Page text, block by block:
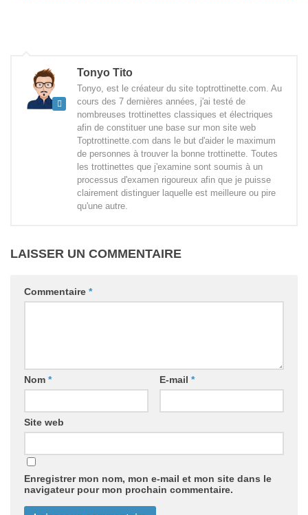
Tonyo Tito
Tonyo, est le créateur du site toptrottinette.com. Au
cours des 7 dernières années, j'ai testé de
nombreuses trottinettes classiques et électriques
afin de constituer une base sur mon site web
Toptrottinette.com dans le but d'aider le maximum
de personnes à trouver la bonne trottinette. Toutes
les trottinettes que j'examine sont soumis à un
processus d'examen rigoureux afin que je puisse
clairement distinguer laquelle est meilleure ou pire
qu'une autre.
LAISSER UN COMMENTAIRE
Commentaire *
Nom * E-mail *
Site web
Enregistrer mon nom, mon e-mail et mon site dans le
navigateur pour mon prochain commentaire.